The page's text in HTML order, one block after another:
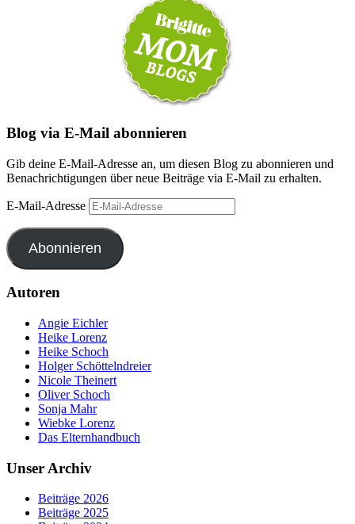
Blog via E-Mail abonnieren
Gib deine E-Mail-Adresse an, um diesen Blog zu abonnieren und
Benachrichtigungen über neue Beiträge via E-Mail zu erhalten.
E-Mail-Adresse
Abonnieren
Autoren
Angie Eichler
Heike Lorenz
Heike Schoch
Holger Schöttelndreier
Nicole Theinert
Oliver Schoch
Sonja Mahr
Wiebke Lorenz
Das Elternhandbuch
Unser Archiv
Beiträge 2026
Beiträge 2025